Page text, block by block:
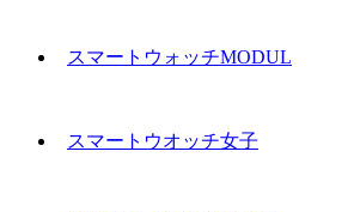
スマートウォッチMODUL
スマートウオッチ女子